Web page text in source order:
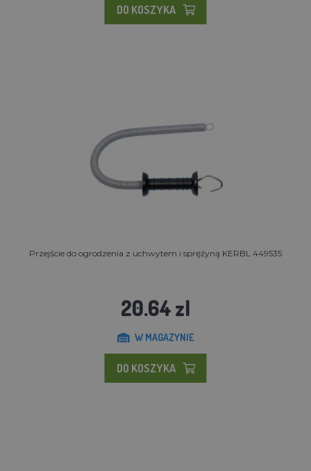
DO KOSZYKA
Przejście do ogrodzenia z uchwytem i sprężyną KERBL 449535
20.64 zl
W MAGAZYNIE
DO KOSZYKA